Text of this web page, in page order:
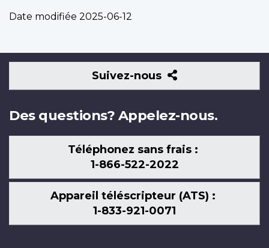
Date modifiée 2025-06-12
Suivez-nous
Suivez-
nous
Des questions? Appelez-nous.
Téléphonez sans frais :
1-866-522-2022
Appareil téléscripteur (ATS) :
1-833-921-0071